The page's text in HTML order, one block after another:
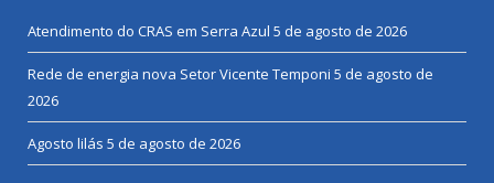
Atendimento do CRAS em Serra Azul 5 de agosto de 2026
Rede de energia nova Setor Vicente Temponi 5 de agosto de
2026
Agosto lilás 5 de agosto de 2026